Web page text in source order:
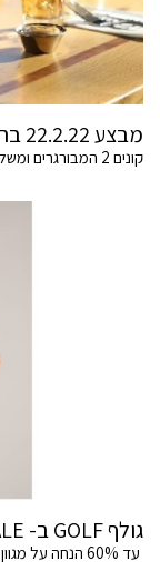
מבצע 22.2.22 ברשת BBB.
קונים 2 המבורגרים ומשלמים רק על 1! מסדרת ההמבורגרים הקלאסיים.
גולף GOLF ב- FINAL SALE.
עד 60% הנחה על מגוון פריטים מקולקציית החורף